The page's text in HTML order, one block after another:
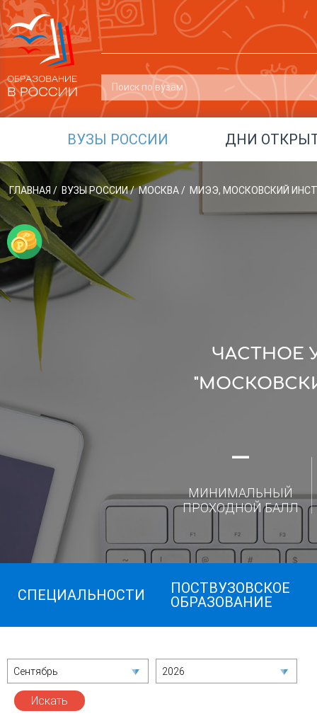
ВУЗЫ РОССИИ ДНИ
ГЛАВНАЯ / ВУЗЫ РОССИИ/ МОСКВА/ МИЭЭ, МОСКОВСКИЙ
ЧАСТНОЕ
—
МИНИМАЛЬНЫЙ
ПРОХОДНОЙ БАЛЛ
СПЕЦИАЛЬНОСТИ
ПОСТВУЗОВСКОЕ
ОБРАЗОВАНИЕ
Сентябрь 2026